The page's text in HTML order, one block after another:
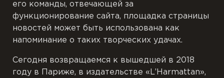
его команды, отвечающей за
функционирование сайта, площадка страницы
новостей может быть использована как
напоминание о таких творческих удачах.
Сегодня возвращаемся к вышедшей в 2018
году в Париже, в издательстве «L’Harmattan»,